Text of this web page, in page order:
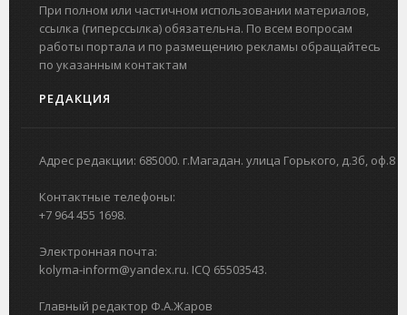
При полном или частичном использовании материалов,
ссылка (гиперссылка) обязательна. По всем вопросам
работы портала и по размещению рекламы обращайтесь
по указанным контактам
РЕДАКЦИЯ
Адрес редакции: 685000. г.Магадан. улица Горького, д.3б, оф.8
Контактные телефоны:
+7 964 455 1698.
Электронная почта:
kolyma-inform@yandex.ru. ICQ 65503543.
Главный редактор Ф.А.Жаров